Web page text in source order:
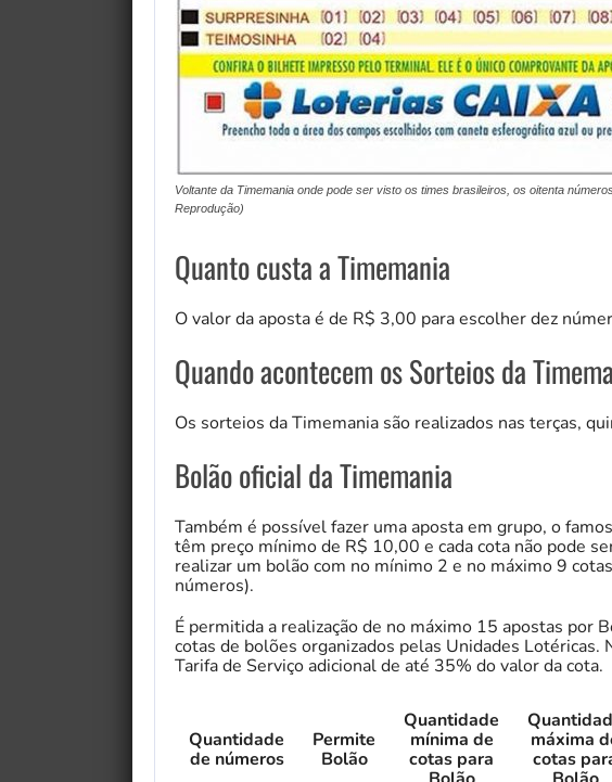
Voltante da Timemania onde pode ser visto os times brasileiros, os oitenta
Reprodução)
Quanto custa a Timemania
O valor da aposta é de R$ 3,00 para escolher dez
Quando acontecem os Sorteios da
Os sorteios da Timemania são realizados nas terças,
Bolão oficial da Timemania
Também é possível fazer uma aposta em grupo, o
têm preço mínimo de R$ 10,00 e cada cota não pode
realizar um bolão com no mínimo 2 e no máximo 9
números).
É permitida a realização de no máximo 15 apostas por
cotas de bolões organizados pelas Unidades Lotéricas.
Tarifa de Serviço adicional de até 35% do valor da cota.
Quantidade
de números
Permite
Bolão
Quantidade
mínima de
cotas para
máxima
cotas